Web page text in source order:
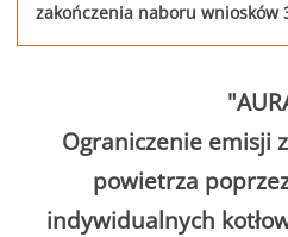
zakończenia naboru wniosków
Ograniczenie emisji
powietrza
indywidualnych